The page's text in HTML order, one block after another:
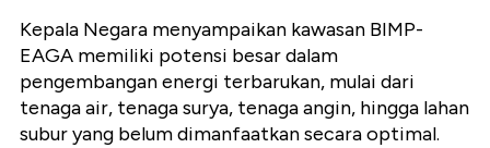
Kepala Negara menyampaikan kawasan BIMP-
EAGA memiliki potensi besar dalam
pengembangan energi terbarukan, mulai dari
tenaga air, tenaga surya, tenaga angin, hingga lahan
subur yang belum dimanfaatkan secara optimal.